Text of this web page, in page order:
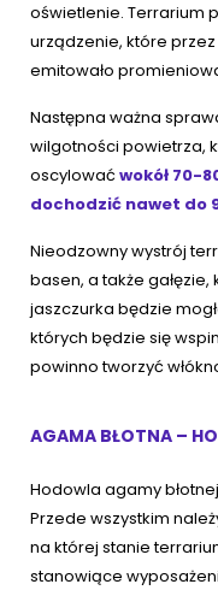
oświetlenie. Terrarium
urządzenie, które przez
emitowało
Następna ważna
wilgotności powietrza,
oscylować wokół 70-
dochodzić nawet do
Nieodzowny wystrój
basen, a także gałęzie,
jaszczurka będzie
których będzie się
powinno tworzyć
AGAMA BŁOTNA –
Hodowla agamy
Przede wszystkim
na której stanie
stanowiące